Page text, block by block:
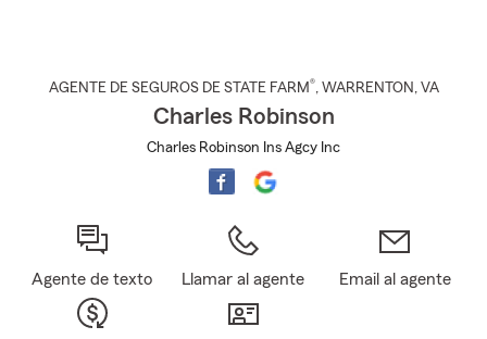
AGENTE DE SEGUROS DE STATE FARM®, WARRENTON , VA
Charles Robinson
Charles Robinson Ins Agcy Inc
Agente de texto Llamar al agente Email al agente